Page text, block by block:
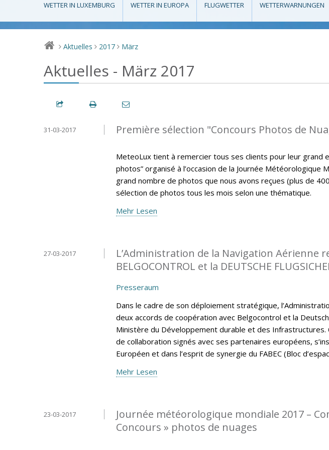
WETTER IN LUXEMBURG WETTER IN EUROPA FLUGWETTER WETTERWARNUNGEN
> Aktuelles > 2017 > März
Aktuelles - März 2017
Première sélection "Concours Photos de
31-03-2017
MeteoLux tient à remercier tous ses clients pour leur grand
photos” organisé à l’occasion de la Journée Météorologique
grand nombre de photos que nous avons reçues (plus de
sélection de photos tous les mois selon une thématique.
Mehr Lesen
L’Administration de la Navigation Aérienne
BELGOCONTROL et la DEUTSCHE
27-03-2017
Presseraum
Dans le cadre de son déploiement stratégique,
deux accords de coopération avec Belgocontrol et la
Ministère du Développement durable et des
de collaboration signés avec ses partenaires européens,
Européen et dans l’esprit de synergie du FABEC (Bloc
Mehr Lesen
Journée météorologique mondiale 2017 –
Concours » photos de nuages
23-03-2017